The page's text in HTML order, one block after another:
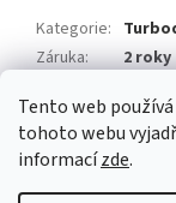
Tento web
tohoto webu
informacízde.
Kategorie:
Záruka:
2 roky